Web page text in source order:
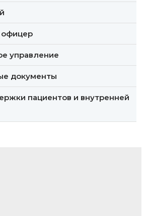
управление
документы
пациентов и внутренней